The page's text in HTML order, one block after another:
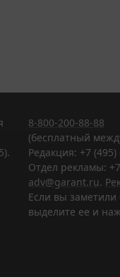
8-800-200-88-88
(бесплатный
Редакция: +7
Отдел рекламы:
adv@garant.ru.
Если вы заметили
выделите ее и